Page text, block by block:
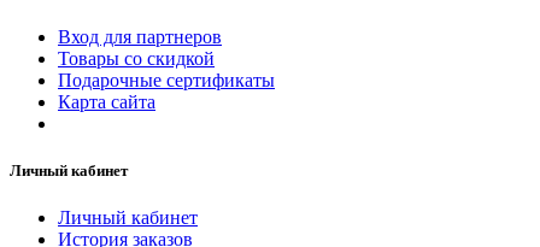
Вход для партнеров
Товары со скидкой
Подарочные сертификаты
Карта сайта
Личный кабинет
Личный кабинет
История заказов